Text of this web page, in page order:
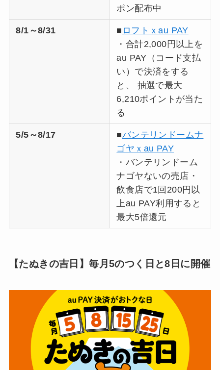
ポン配布中
8/1～8/31 ■ ロフトｘau PAY
・合計2,000円以上を
au PAY（コード支払
い）で決済をする
と、 抽選で最大
6,210ポイントが当た
る​
5/5～8/17 ■バンテリンドームナ
ゴヤｘau PAY
・バンテリンドーム
ナゴヤないの売店・
飲食店で1回200円以
上au PAY利用すると
最大5倍還元
【たぬきの吉日】毎月5のつく日と8日に開催